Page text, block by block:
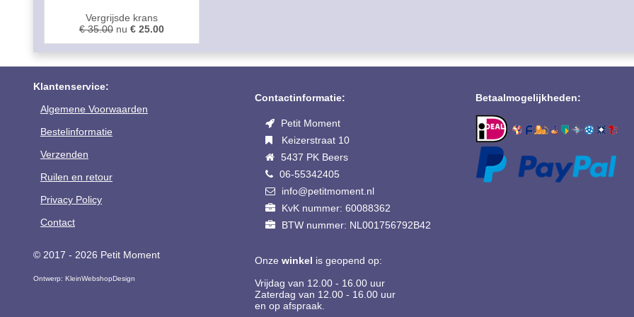
Vergrijsde krans
€ 35.00 nu € 25.00
Klantenservice:
Algemene Voorwaarden
Bestelinformatie
Verzenden
Ruilen en retour
Privacy Policy
Contact
© 2017 - 2026 Petit Moment
Ontwerp: KleinWebshopDesign
Contactinformatie:
Petit Moment
Keizerstraat 10
5437 PK Beers
06-55342405
info@petitmoment.nl
KvK nummer: 60088362
BTW nummer: NL001756792B42
Onze winkel is geopend op:
Vrijdag van 12.00 - 16.00 uur
Zaterdag van 12.00 - 16.00 uur
en op afspraak.
Betaalmogelijkheden: